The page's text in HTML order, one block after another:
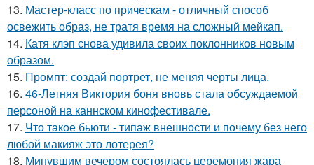
13. Мастер-класс по прическам - отличный способ
освежить образ, не тратя время на сложный мейкап.
14. Катя клэп снова удивила своих поклонников новым
образом.
15. Промпт: создай портрет, не меняя черты лица.
16. 46-Летняя Виктория боня вновь стала обсуждаемой
персоной на каннском кинофестивале.
17. Что такое бьюти - типаж внешности и почему без него
любой макияж это лотерея?
18. Минувшим вечером состоялась церемония жара